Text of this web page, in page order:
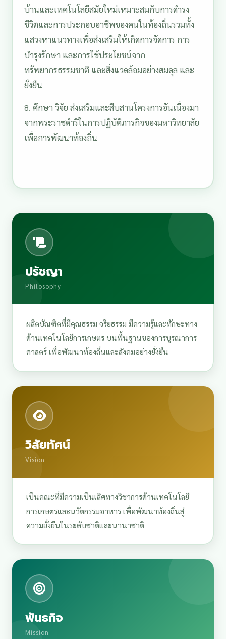
บ้านและเทคโนโลยีสมัยใหม่เหมาะสมกับการดำรง
ชีวิตและการประกอบอาชีพของคนในท้องถิ่นรวมทั้ง
แสวงหาแนวทางเพื่อส่งเสริมให้เกิดการจัดการ การ
บำรุงรักษา และการใช้ประโยชน์จาก
ทรัพยากรธรรมชาติ และสิ่งแวดล้อมอย่างสมดุล และ
ยั่งยืน
8. ศึกษา วิจัย ส่งเสริมและสืบสานโครงการอันเนื่องมา
จากพระราชดำริในการปฏิบัติภารกิจของมหาวิทยาลัย
เพื่อการพัฒนาท้องถิ่น
ปรัชญา
Philosophy
ผลิตบัณฑิตที่มีคุณธรรม จริยธรรม มีความรู้และทักษะทาง
ด้านเทคโนโลยีการเกษตร บนพื้นฐานของการบูรณาการ
ศาสตร์ เพื่อพัฒนาท้องถิ่นและสังคมอย่างยั่งยืน
วิสัยทัศน์
Vision
เป็นคณะที่มีความเป็นเลิศทางวิชาการด้านเทคโนโลยี
การเกษตรและนวัตกรรมอาหาร เพื่อพัฒนาท้องถิ่นสู่
ความยั่งยืนในระดับชาติและนานาชาติ
พันธกิจ
Mission